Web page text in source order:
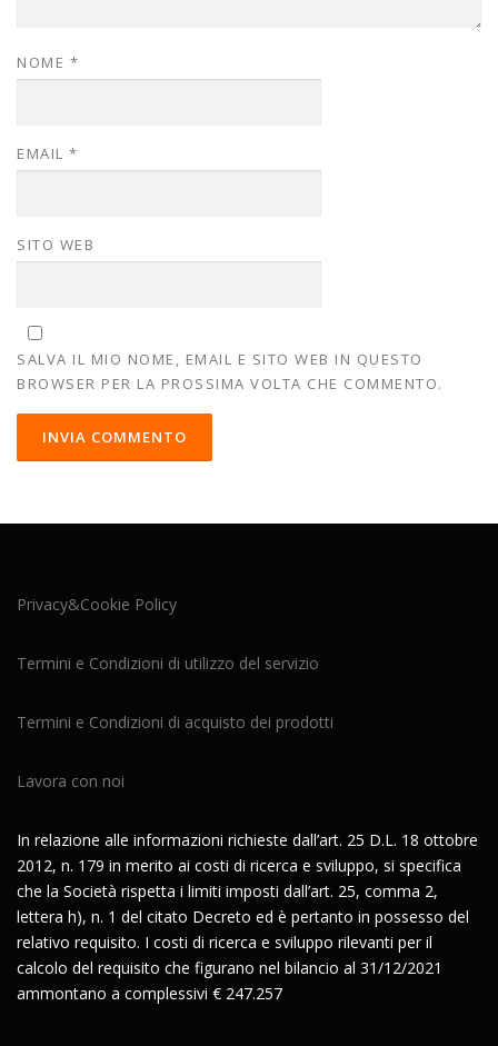
NOME *
EMAIL *
SITO WEB
SALVA IL MIO NOME, EMAIL E SITO WEB IN QUESTO
BROWSER PER LA PROSSIMA VOLTA CHE COMMENTO.
Privacy&Cookie Policy
Termini e Condizioni di utilizzo del servizio
Termini e Condizioni di acquisto dei prodotti
Lavora con noi
In relazione alle informazioni richieste dall’art. 25 D.L. 18 ottobre
2012, n. 179 in merito ai costi di ricerca e sviluppo, si specifica
che la Società rispetta i limiti imposti dall’art. 25, comma 2,
lettera h), n. 1 del citato Decreto ed è pertanto in possesso del
relativo requisito. I costi di ricerca e sviluppo rilevanti per il
calcolo del requisito che figurano nel bilancio al 31/12/2021
ammontano a complessivi € 247.257